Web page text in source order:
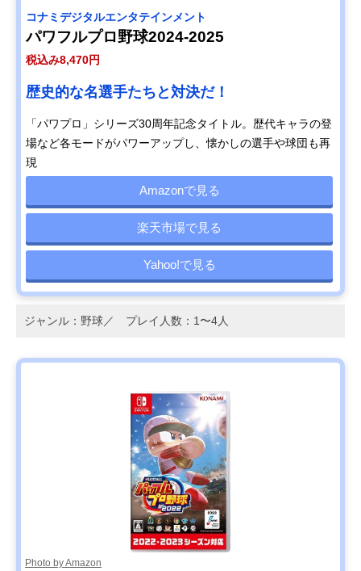
コナミデジタルエンタテインメント
パワフルプロ野球2024-2025
税込み8,470円
歴史的な名選手たちと対決だ！
「パワプロ」シリーズ30周年記念タイトル。歴代キャラの登
場など各モードがパワーアップし、懐かしの選手や球団も再
現
Amazonで見る
楽天市場で見る
Yahoo!で見る
ジャンル：野球／ プレイ人数：1〜4人
Photo by Amazon